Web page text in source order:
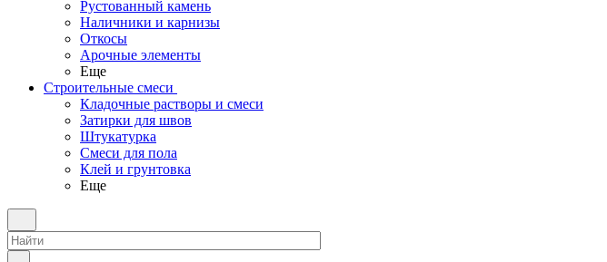
Рустованный камень
Наличники и карнизы
Откосы
Арочные элементы
Еще
Строительные смеси
Кладочные растворы и смеси
Затирки для швов
Штукатурка
Смеси для пола
Клей и грунтовка
Еще